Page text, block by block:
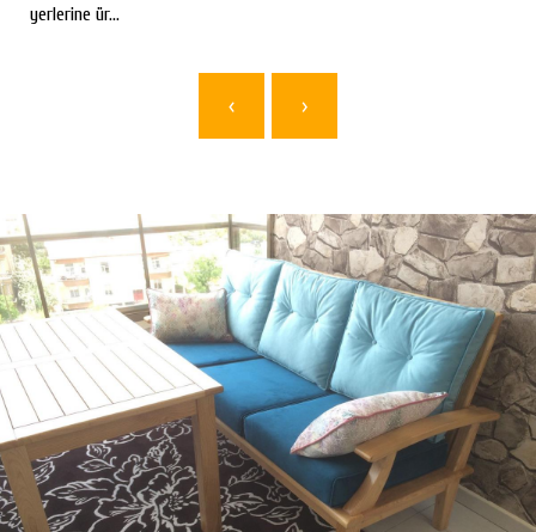
yerlerine ür...
‹ ›